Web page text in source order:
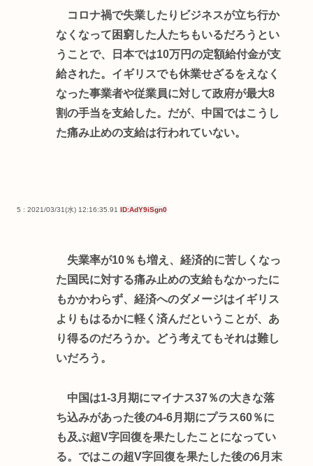
コロナ禍で失業したりビジネスが立ち行か
なくなって困窮した人たちもいるだろうとい
うことで、日本では10万円の定額給付金が支
給された。イギリスでも休業せざるをえなく
なった事業者や従業員に対して政府が最大8
割の手当を支給した。だが、中国ではこうし
た痛み止めの支給は行われていない。
5 : 2021/03/31(水) 12:16:35.91 ID:AdY9iSgn0
失業率が10％も増え、経済的に苦しくなっ
た国民に対する痛み止めの支給もなかったに
もかかわらず、経済へのダメージはイギリス
よりもはるかに軽く済んだということが、あ
り得るのだろうか。どう考えてもそれは難し
いだろう。
中国は1-3月期にマイナス37％の大きな落
ち込みがあった後の4-6月期にプラス60％に
も及ぶ超V字回復を果たしたことになってい
る。ではこの超V字回復を果たした後の6月末